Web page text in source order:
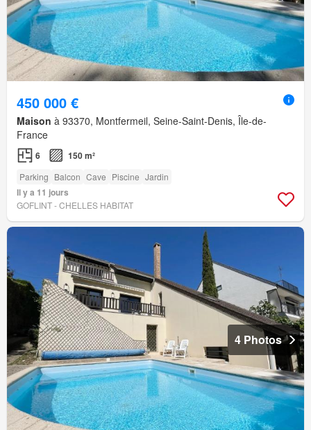
450 000 €
Maison à 93370, Montfermeil, Seine-Saint-Denis, Île-de-
France
6 150 m²
Parking Balcon Cave Piscine Jardin
Il y a 11 jours
GOFLINT - CHELLES HABITAT
4 Photos